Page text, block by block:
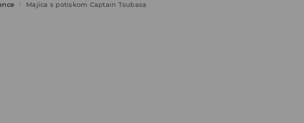
Majica s potiskom Captain Tsubasa